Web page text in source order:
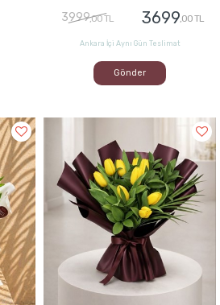
3999,00 TL 3699,00 TL
Ankara İçi Aynı Gün Teslimat
Gönder